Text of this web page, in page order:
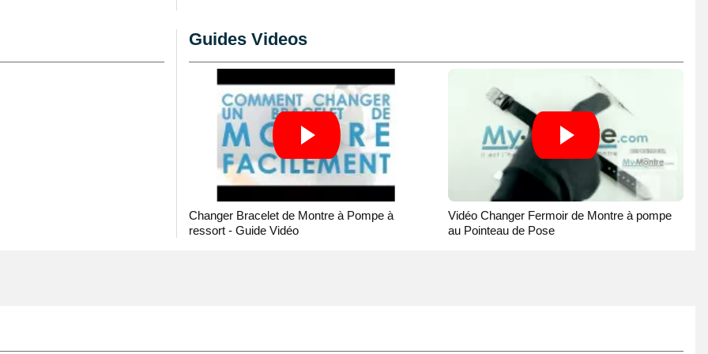
ce style de
Guides Videos
Changer Bracelet de Montre à Pompe à
ressort - Guide Vidéo
Vidéo Changer Fermoir de Montre à pompe
au Pointeau de Pose